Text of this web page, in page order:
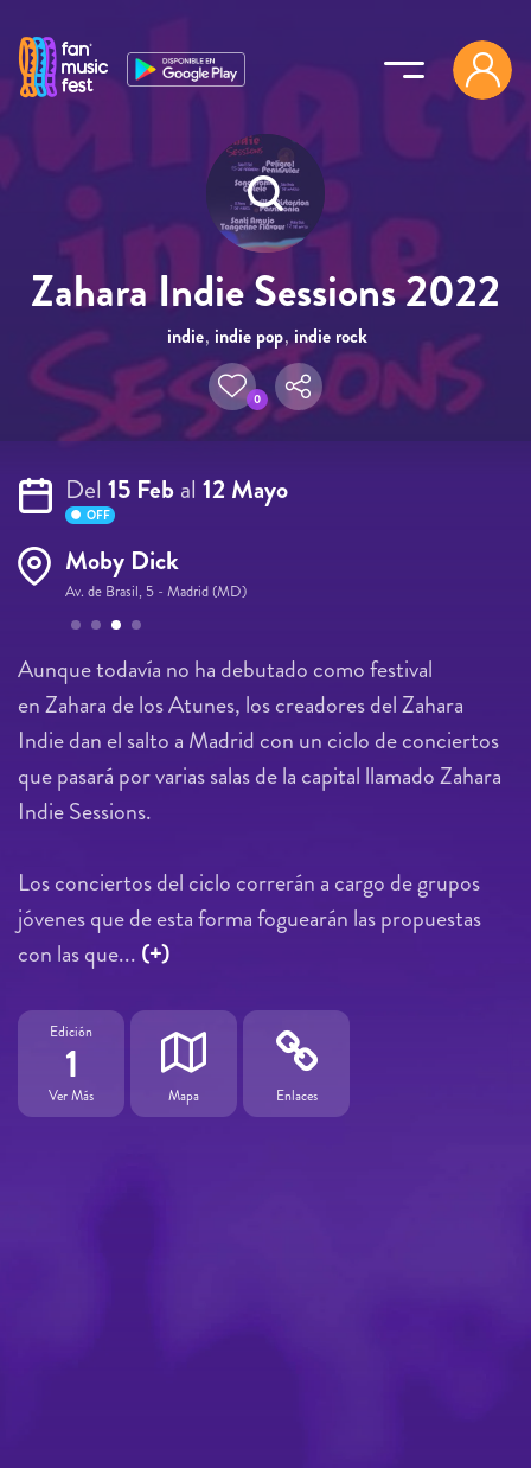
Zahara Indie Sessions 2022
indie, indie pop, indie rock
0
Del 15 Febal 12 Mayo
OFF
Moby Dick
Av. de Brasil, 5 - Madrid (MD)
Páginas
Aunque todavía no ha debutado como festival
en Zahara de los Atunes, los creadores del Zahara
Indie dan el salto a Madrid con un ciclo de conciertos
que pasará por varias salas de la capital llamado Zahara
Indie Sessions.
Los conciertos del ciclo correrán a cargo de grupos
jóvenes que de esta forma foguearán las propuestas
con las que... (+)
Edición
1
Ver Más Mapa Enlaces